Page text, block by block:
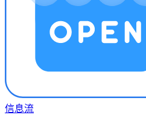
信息流